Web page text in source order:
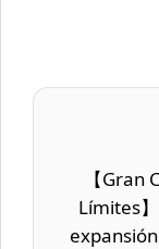
【Gran
Límites